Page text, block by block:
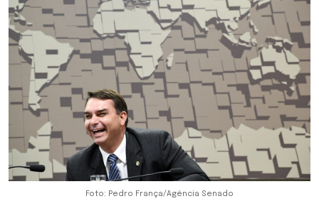
Foto: Pedro França/Agência Senado